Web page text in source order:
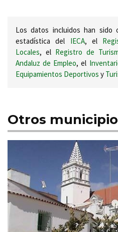
Los datos incluidos han sido
estadística del IECA, el
Locales, el Registro de
Andaluz de Empleo, el
Equipamientos Deportivos y
Otros